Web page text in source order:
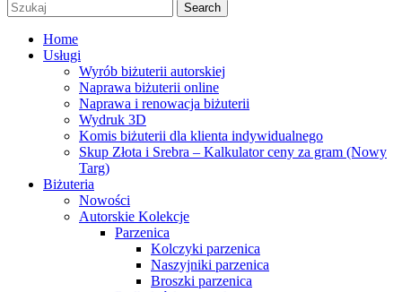
Search
Home
Usługi
Wyrób biżuterii autorskiej
Naprawa biżuterii online
Naprawa i renowacja biżuterii
Wydruk 3D
Komis biżuterii dla klienta indywidualnego
Skup Złota i Srebra – Kalkulator ceny za gram (Nowy
Targ)
Biżuteria
Nowości
Autorskie Kolekcje
Parzenica
Kolczyki parzenica
Naszyjniki parzenica
Broszki parzenica